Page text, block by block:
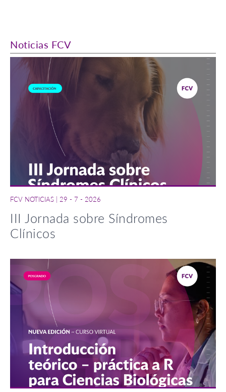
Noticias FCV
FCV NOTICIAS 29 - 7 - 2026
III Jornada sobre Síndromes
Clínicos